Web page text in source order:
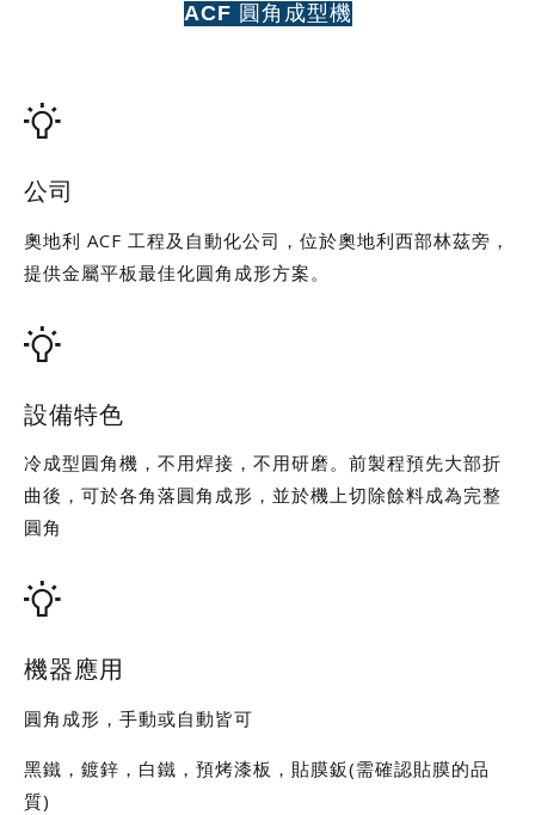
ACF 圓角成型機
公司
奧地利 ACF 工程及自動化公司，位於奧地利西部林茲旁，
提供金屬平板最佳化圓角成形方案。
設備特色
冷成型圓角機，不用焊接，不用研磨。前製程預先大部折
曲後，可於各角落圓角成形，並於機上切除餘料成為完整
圓角
機器應用
圓角成形，手動或自動皆可
黑鐵，鍍鋅，白鐵，預烤漆板，貼膜鈑(需確認貼膜的品
質)
填寫匯款通知